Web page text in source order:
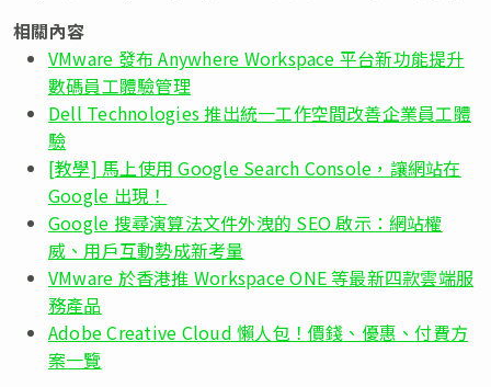
相關內容
VMware 發布 Anywhere Workspace 平台新功能提升
數碼員工體驗管理
Dell Technologies 推出統一工作空間改善企業員工體
驗
[教學] 馬上使用 Google Search Console，讓網站在
Google 出現！
Google 搜尋演算法文件外洩的 SEO 啟示：網站權
威、用戶互動勢成新考量
VMware 於香港推 Workspace ONE 等最新四款雲端服
務產品
Adobe Creative Cloud 懶人包！價錢、優惠、付費方
案一覽